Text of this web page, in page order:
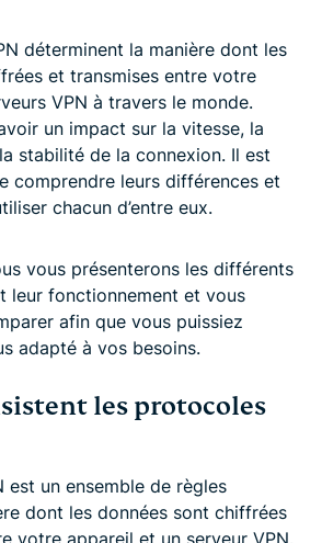
déterminent la manière dont les
et transmises entre votre
VPN à travers le monde.
un impact sur la vitesse, la
stabilité de la connexion. Il est
comprendre leurs différences et
chacun d’entre eux.
vous présenterons les différents
leur fonctionnement et vous
afin que vous puissiez
adapté à vos besoins.
les protocoles
est un ensemble de règles
dont les données sont chiffrées
votre appareil et un serveur VPN.